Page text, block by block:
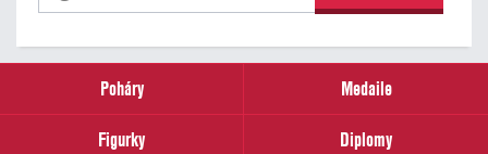
našich
email
Poháry
Medaile
Figurky
Diplomy